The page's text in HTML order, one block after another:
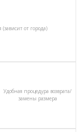
(зависит от города)
Удобная процедура возврата/
замены размера